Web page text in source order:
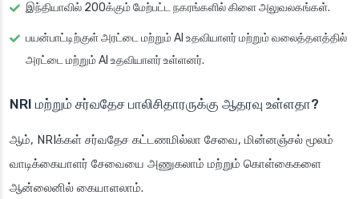
இந்தியாவில் 200க்கும் மேற்பட்ட நகரங்களில் கிளை அலுவலகங்கள்.
பயன்பாட்டிற்குள் அரட்டை மற்றும் AI உதவியாளர் மற்றும் வலைத்தளத்தில்
அரட்டை மற்றும் AI உதவியாளர் உள்ளனர்.
NRI மற்றும் சர்வதேச பாலிசிதாரருக்கு ஆதரவு உள்ளதா?
ஆம், NRIக்கள் சர்வதேச கட்டணமில்லா சேவை, மின்னஞ்சல் மூலம்
வாடிக்கையாளர் சேவையை அணுகலாம் மற்றும் கொள்கைகளை
ஆன்லைனில் கையாளலாம்.